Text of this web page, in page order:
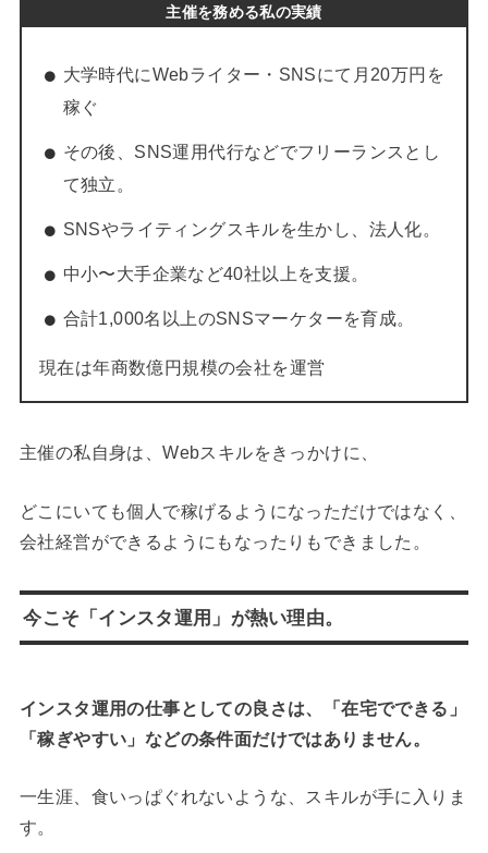
主催を務める私の実績
大学時代にWebライター・SNSにて月20万円を
稼ぐ
その後、SNS運用代行などでフリーランスとし
て独立。
SNSやライティングスキルを生かし、法人化。
中小〜大手企業など40社以上を支援。
合計1,000名以上のSNSマーケターを育成。
現在は年商数億円規模の会社を運営
主催の私自身は、Webスキルをきっかけに、
どこにいても個人で稼げるようになっただけではなく、
会社経営ができるようにもなったりもできました。
今こそ「インスタ運用」が熱い理由。
インスタ運用の仕事としての良さは、「在宅でできる」
「稼ぎやすい」などの条件面だけではありません。
一生涯、食いっぱぐれないような、スキルが手に入りま
す。